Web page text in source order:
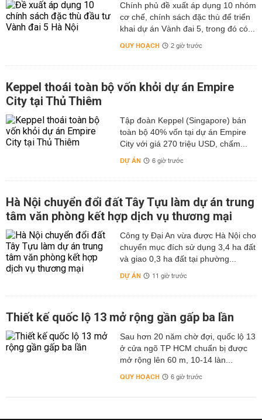
Chính phủ đề xuất áp dụng 10 nhóm
cơ chế, chính sách đặc thù để triển
khai dự án Vành đai 5, trong đó có...
QUY HOẠCH 2 giờ trước
Keppel thoái toàn bộ vốn khỏi dự án Empire
City tại Thủ Thiêm
Tập đoàn Keppel (Singapore) bán
toàn bộ 40% vốn tại dự án Empire
City với giá 270 triệu USD, chấm...
DỰ ÁN 6 giờ trước
Hà Nội chuyển đổi đất Tây Tựu làm dự án trung
tâm văn phòng kết hợp dịch vụ thương mại
Công ty Đại An vừa được Hà Nội cho
chuyển mục đích sử dụng 3,4 ha đất
và giao 0,3 ha đất tại phường...
DỰ ÁN 11 giờ trước
Thiết kế quốc lộ 13 mở rộng gần gấp ba lần
Sau hơn 20 năm chờ đợi, quốc lộ 13
ở cửa ngõ TP HCM chuẩn bị được
mở rộng lên 60 m, 10-14 làn...
QUY HOẠCH 6 giờ trước